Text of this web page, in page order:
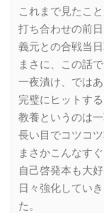
これまで見たこ
打ち合わせの前
義元との合戦当日
まさに、この話
一夜漬け、では
完璧にヒットす
教養というのは
長い目でコツコ
まさかこんなす
自己啓発本も大
日々強化してい
た。